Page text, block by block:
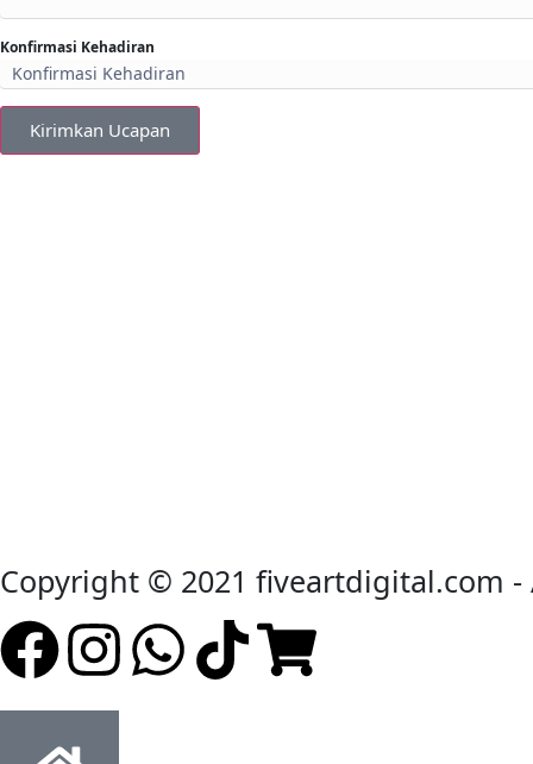
Konfirmasi Kehadiran
Kirimkan Ucapan
Copyright © 2021 fiveartdigital.com -